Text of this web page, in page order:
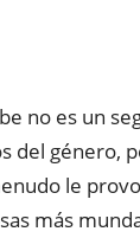
no es un
del género,
le
más